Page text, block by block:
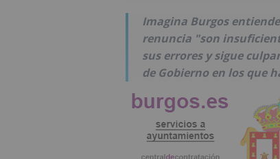
Imagina Burgos
renuncia "son
sus errores y sigue
de Gobierno en los que